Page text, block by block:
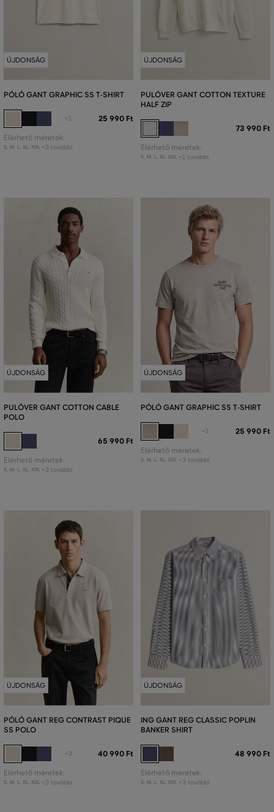
ÚJDONSÁG
PÓLÓ GANT GRAPHIC SS T-SHIRT
+1 25 990 Ft
Elérhető méretek:
S, M L, XL, XXL +3 további
ÚJDONSÁG
PULÓVER GANT COTTON TEXTURE
HALF ZIP
73 990 Ft
Elérhető méretek:
S, M L, XL, XXL +1 további
ÚJDONSÁG
PULÓVER GANT COTTON CABLE
POLO
65 990 Ft
Elérhető méretek:
S, M L, XL, XXL +3 további
ÚJDONSÁG
PÓLÓ GANT GRAPHIC SS T-SHIRT
+1 25 990 Ft
Elérhető méretek:
S, M L, XL, XXL +3 további
ÚJDONSÁG
PÓLÓ GANT REG CONTRAST PIQUE
SS POLO
+3 40 990 Ft
Elérhető méretek:
S, M L, XL, XXL +3 további
ÚJDONSÁG
ING GANT REG CLASSIC POPLIN
BANKER SHIRT
48 990 Ft
Elérhető méretek:
S, M L, XL, XXL +3 további